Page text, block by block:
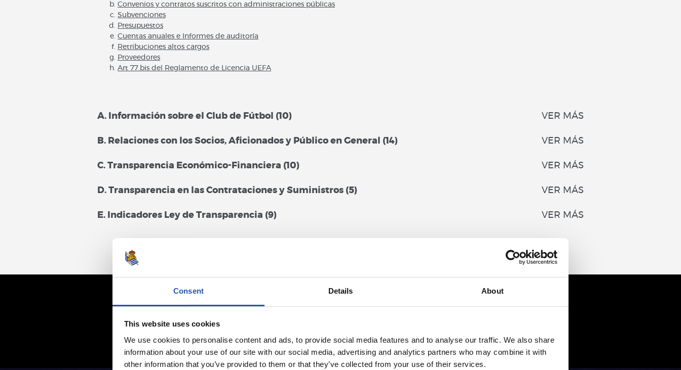
Consent Details About
This website uses cookies
We use cookies to personalise content and ads, to provide social media features and to analyse our traffic. We also share
information about your use of our site with our social media, advertising and analytics partners who may combine it with
other information that you’ve provided to them or that they’ve collected from your use of their services.
Convenios y contratos suscritos con administraciones públicas
Subvenciones
Presupuestos
Cuentas anuales e Informes de auditoría
Retribuciones altos cargos
Proveedores
Art 77.bis del Reglamento de Licencia UEFA
A. Información sobre el Club de Fútbol (10) VER MÁS
B. Relaciones con los Socios, Aficionados y Público en General (14) VER MÁS
C. Transparencia Económico-Financiera (10) VER MÁS
D. Transparencia en las Contrataciones y Suministros (5) VER MÁS
E. Indicadores Ley de Transparencia (9) VER MÁS